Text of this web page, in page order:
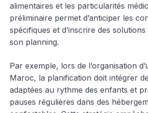
alimentaires et les particularités
préliminaire permet d’anticiper les
spécifiques et d’inscrire des
son planning.
Par exemple, lors de l’organisation
Maroc, la planification doit intégrer
adaptées au rythme des enfants et
pauses régulières dans des